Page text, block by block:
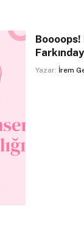
Yazar: İrem